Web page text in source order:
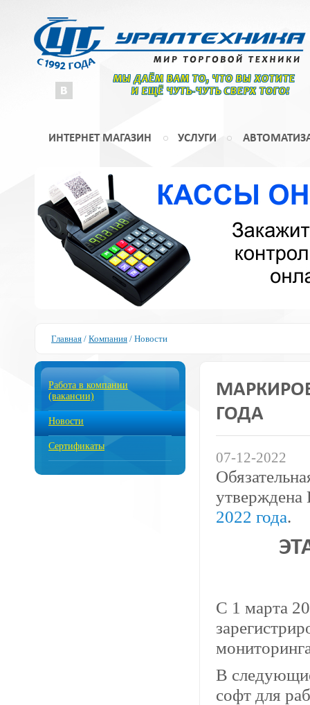
МЫ ДАЁМ ВАМ ТО, ЧТО ВЫ ХОТИТЕ
И ЕЩЁ ЧУТЬ-ЧУТЬ СВЕРХ ТОГО!
ИНТЕРНЕТ МАГАЗИН УСЛУГИ
Главная / Компания / Новости
Работа в компании
(вакансии)
Новости
Сертификаты
ГОДА
07-12-2022
утверждена
2022 года.
С 1 марта
В
софт для